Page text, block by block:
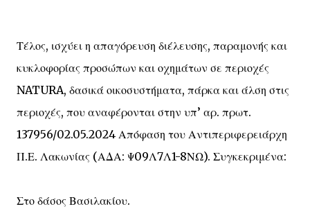
Τέλος, ισχύει η απαγόρευση διέλευσης, παραμονής και
κυκλοφορίας προσώπων και οχημάτων σε περιοχές
NATURA, δασικά οικοσυστήματα, πάρκα και άλση στις
περιοχές, που αναφέρονται στην υπ’ αρ. πρωτ.
137956/02.05.2024 Απόφαση του Αντιπεριφερειάρχη
Π.Ε. Λακωνίας (ΑΔΑ: Ψ09Λ7Λ1-8ΝΩ). Συγκεκριμένα:
Στο δάσος Βασιλακίου.